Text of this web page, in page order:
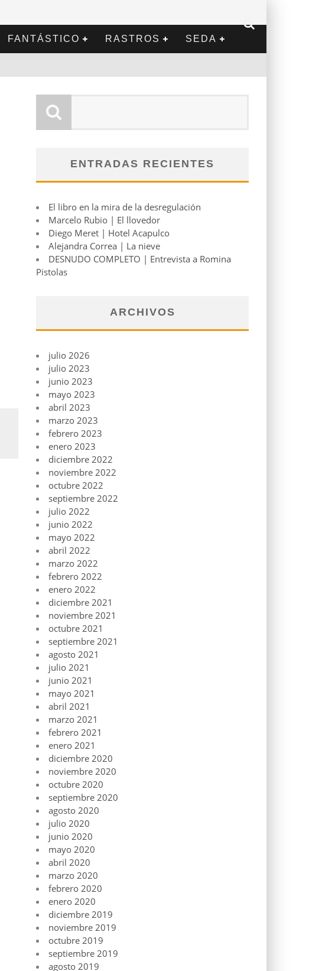
FANTÁSTICO RASTROS SEDA
ENTRADAS RECIENTES
El libro en la mira de la desregulación
Marcelo Rubio | El llovedor
Diego Meret | Hotel Acapulco
Alejandra Correa | La nieve
DESNUDO COMPLETO | Entrevista a Romina
Pistolas
ARCHIVOS
julio 2026
julio 2023
junio 2023
mayo 2023
abril 2023
marzo 2023
febrero 2023
enero 2023
diciembre 2022
noviembre 2022
octubre 2022
septiembre 2022
julio 2022
junio 2022
mayo 2022
abril 2022
marzo 2022
febrero 2022
enero 2022
diciembre 2021
noviembre 2021
octubre 2021
septiembre 2021
agosto 2021
julio 2021
junio 2021
mayo 2021
abril 2021
marzo 2021
febrero 2021
enero 2021
diciembre 2020
noviembre 2020
octubre 2020
septiembre 2020
agosto 2020
julio 2020
junio 2020
mayo 2020
abril 2020
marzo 2020
febrero 2020
enero 2020
diciembre 2019
noviembre 2019
octubre 2019
septiembre 2019
agosto 2019